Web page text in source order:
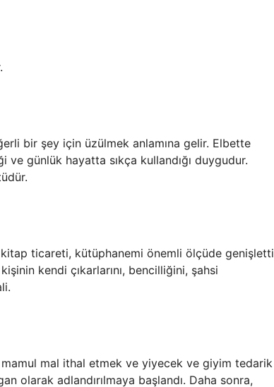
bir şey için üzülmek anlamına gelir. Elbette
ve günlük hayatta sıkça kullandığı duygudur.
kitap ticareti, kütüphanemi önemli ölçüde genişletti
kendi çıkarlarını, bencilliğini, şahsi
mal ithal etmek ve yiyecek ve giyim tedarik
olarak adlandırılmaya başlandı. Daha sonra,